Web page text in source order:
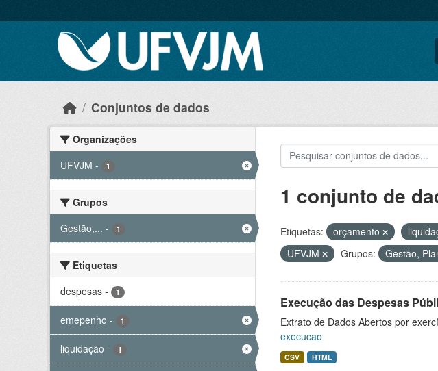
Conjuntos de dados
Organizações
UFVJM - 1
Grupos
Gestão,... - 1
Etiquetas
despesas - 1
emepenho - 1
liquidação - 1
1 conjunto de
Etiquetas: orçamento
UFVJM
Grupos: Gestão,
Execução das Despesas
Extrato de Dados Abertos por
execucao
CSV HTML